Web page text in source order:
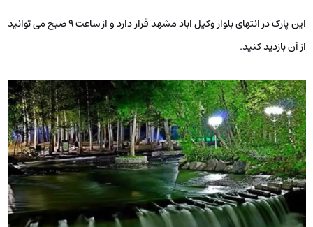
این پارک در انتهای بلوار وکیل اباد مشهد قرار دارد و از ساعت 9 صبح می ­توانید
از آن بازدید کنید.